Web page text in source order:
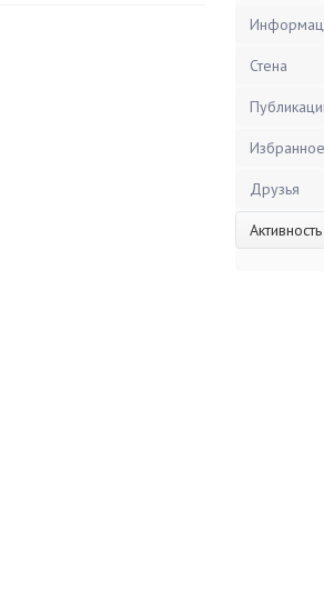
Стена
Избранное
Друзья
Активность